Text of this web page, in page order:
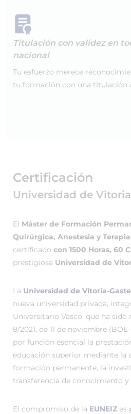
Titulación con validez en
nacional
Tu esfuerzo merece
tu formación con una titulación
Certificación
Universidad de
El Máster de Formación
Quirúrgica, Anestesia y
certificado con 1500 Horas, 60
prestigiosa Universidad de
La Universidad de Vitoria-
nueva universidad privada,
Universitario Vasco, que ha sido
8/2021, de 11 de noviembre (BOE
por función esencial la
educación superior mediante la
formación permanente, la
transferencia de conocimiento y
El compromiso de la EUNEIZ es